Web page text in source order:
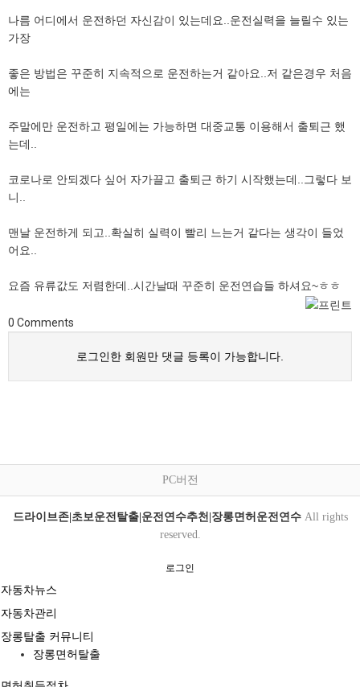
나름 어디에서 운전하던 자신감이 있는데요..운전실력을 늘릴수 있는
가장
좋은 방법은 꾸준히 지속적으로 운전하는거 같아요..저 같은경우 처음
에는
주말에만 운전하고 평일에는 가능하면 대중교통 이용해서 출퇴근 했
는데..
코로나로 안되겠다 싶어 자가끌고 출퇴근 하기 시작했는데..그렇다 보
니..
맨날 운전하게 되고..확실히 실력이 빨리 느는거 같다는 생각이 들었
어요..
요즘 유류값도 저렴한데..시간날때 꾸준히 운전연습들 하셔요~ㅎㅎ
0 Comments
로그인한 회원만 댓글 등록이 가능합니다.
PC버전
드라이브존|초보운전탈출|운전연수추천|장롱면허운전연수 All rights
reserved.
로그인
자동차뉴스
자동차관리
장롱탈출 커뮤니티
장롱면허탈출